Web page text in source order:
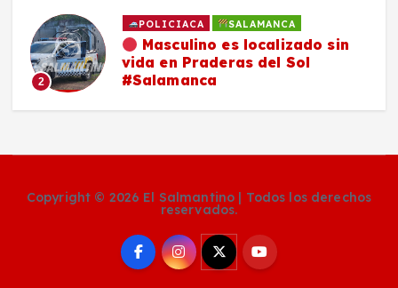
2
POLICIACA SALAMANCA
Masculino es localizado sin
vida en Praderas del Sol
#Salamanca
Copyright © 2026 El Salmantino | Todos los derechos
reservados.